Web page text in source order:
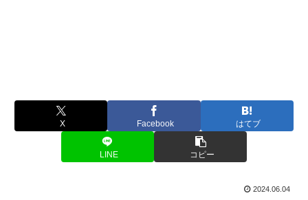
X Facebook はてブ
LINE コピー
2024.06.04